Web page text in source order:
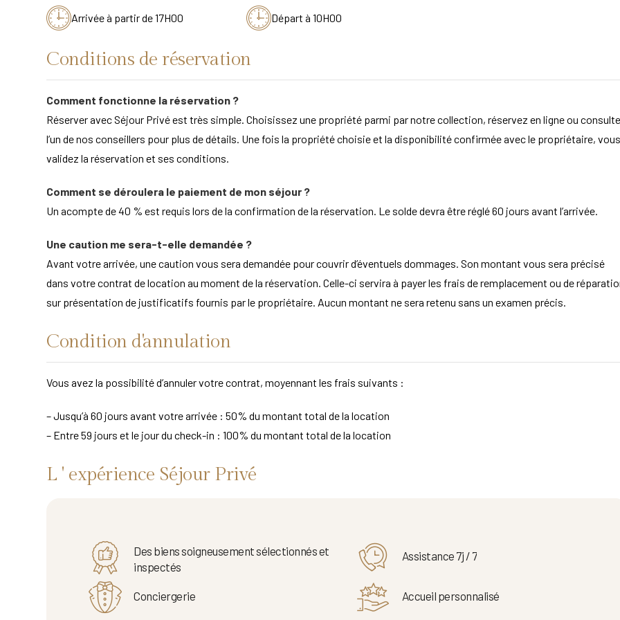
Arrivée à partir de 17H00 Départ à 10H00
Conditions de réservation
Comment fonctionne la réservation ?
Réserver avec Séjour Privé est très simple. Choisissez une propriété parmi par notre collection, réservez en ligne ou
l’un de nos conseillers pour plus de détails. Une fois la propriété choisie et la disponibilité confirmée avec le propriétaire, vous
validez la réservation et ses conditions.
Comment se déroulera le paiement de mon séjour ?
Un acompte de 40 % est requis lors de la confirmation de la réservation. Le solde devra être réglé 60 jours avant l’arrivée.
Une caution me sera-t-elle demandée ?
Avant votre arrivée, une caution vous sera demandée pour couvrir d’éventuels dommages. Son montant vous sera précisé
dans votre contrat de location au moment de la réservation. Celle-ci servira à payer les frais de remplacement ou de
sur présentation de justificatifs fournis par le propriétaire. Aucun montant ne sera retenu sans un examen précis.
Condition d'annulation
Vous avez la possibilité d’annuler votre contrat, moyennant les frais suivants :
– Jusqu’à 60 jours avant votre arrivée : 50% du montant total de la location
– Entre 59 jours et le jour du check-in : 100% du montant total de la location
L ' expérience Séjour Privé
Des biens soigneusement sélectionnés et
inspectés
Assistance 7j / 7
Conciergerie Accueil personnalisé